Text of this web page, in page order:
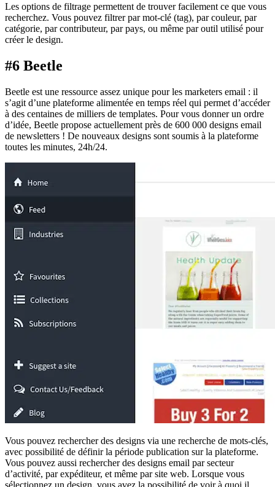
Les options de filtrage permettent de trouver facilement ce que vous
recherchez. Vous pouvez filtrer par mot-clé (tag), par couleur, par
catégorie, par contributeur, par pays, ou même par outil utilisé pour
créer le design.
#6 Beetle
Beetle est une ressource assez unique pour les marketers email : il
s’agit d’une plateforme alimentée en temps réel qui permet d’accéder
à des centaines de milliers de templates. Pour vous donner un ordre
d’idée, Beetle propose actuellement près de 600 000 designs email
de newsletters ! De nouveaux designs sont soumis à la plateforme
toutes les minutes, 24h/24.
Vous pouvez rechercher des designs via une recherche de mots-clés,
avec possibilité de définir la période publication sur la plateforme.
Vous pouvez aussi rechercher des designs email par secteur
d’activité, par expéditeur, et même par site web. Lorsque vous
sélectionnez un design, vous avez la possibilité de voir à quoi il